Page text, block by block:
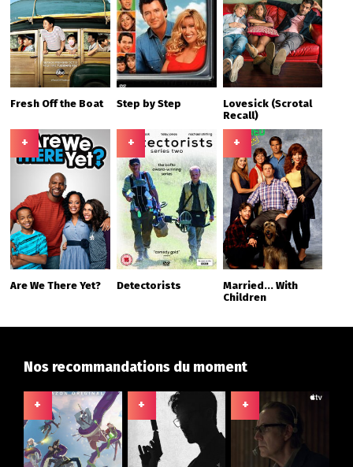
Fresh Off the Boat Step by Step
Lovesick (Scrotal
Recall)
+
Are We There Yet?
+
Detectorists
+
Married... With
Children
Nos recommandations du moment
+ + +